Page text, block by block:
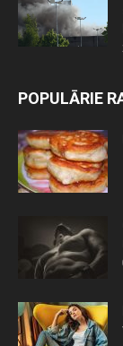
POPULĀRIE